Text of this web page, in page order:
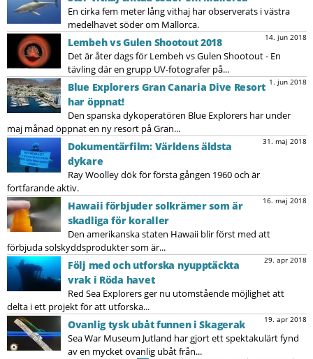
En cirka fem meter lång vithaj har observerats i västra
medelhavet söder om Mallorca.
14. jun 2018
Lembeh vs Gulen Shootout 2018
Det är åter dags för Lembeh vs Gulen Shootout - En
tävling där en grupp UV-fotografer på...
1. jun 2018
Blue Explorers Gran Canaria Dive Resort
har öppnat!
Den spanska dykoperatören Blue Explorers har under
maj månad öppnat en ny resort på Gran...
31. maj 2018
Dokumentärfilm: Världens äldsta
dykare
Ray Woolley dök för första gången 1960 och är
fortfarande aktiv.
16. maj 2018
Hawaii förbjuder solkrämer som är
skadliga för koraller
Den amerikanska staten Hawaii blir först med att
förbjuda solskyddsprodukter som är...
29. apr 2018
Följ med och utforska nyupptäckta
vrak i Röda havet
Red Sea Explorers ger nu utomstående möjlighet att
delta i ett projekt för att utforska...
19. apr 2018
Ovanlig tysk ubåt funnen i Skagerak
Sea War Museum Jutland har gjort ett spektakulärt fynd
av en mycket ovanlig ubåt från...